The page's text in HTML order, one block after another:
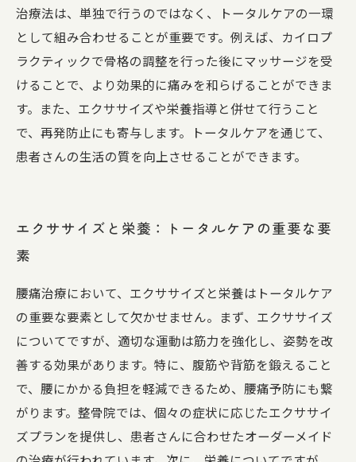
治療法は、単独で行うのではなく、トータルケアの一環
として組み合わせることが重要です。例えば、カイロプ
ラクティックで骨格の調整を行った後にマッサージを受
けることで、より効果的に痛みを和らげることができま
す。また、エクササイズや栄養指導と併せて行うこと
で、再発防止にも寄与します。トータルケアを通じて、
患者さんの生活の質を向上させることができます。
エクササイズと栄養：トータルケアの重要な要
素
腰痛治療において、エクササイズと栄養はトータルケア
の重要な要素として欠かせません。まず、エクササイズ
についてですが、適切な運動は筋力を強化し、姿勢を改
善する効果があります。特に、腹筋や背筋を鍛えること
で、腰にかかる負担を軽減できるため、腰痛予防にも繋
がります。整骨院では、個々の症状に応じたエクササイ
ズプランを提供し、患者さんに合わせたオーダーメイド